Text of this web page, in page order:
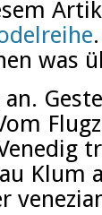
was
Klum